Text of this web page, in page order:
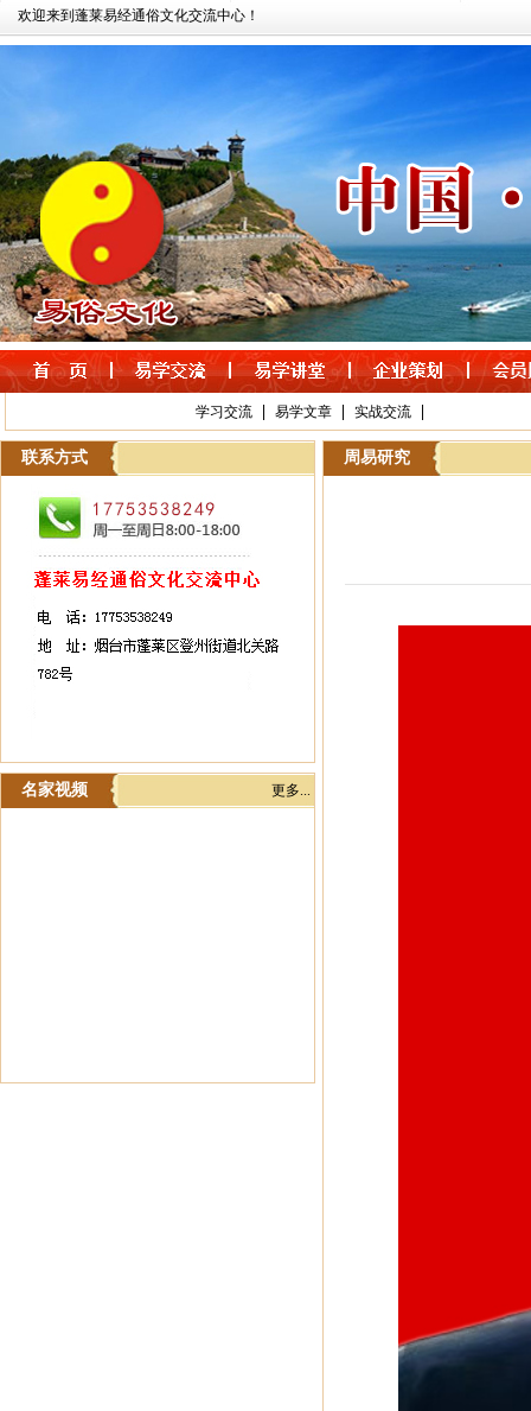
欢迎来到蓬莱易经通俗文化交流中心！
学习交流 易学文章 实战交流
联系方式
名家视频 更多...
周易研究